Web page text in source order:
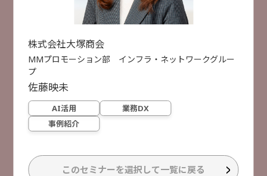
株式会社大塚商会
石田 真也
AI活用 業務DX データ活用
られなかったのか？
一般社団法人日本ハッカー協会
杉浦 隆幸 氏
株式会社大塚商会
MMプロモーション部 インフラ・ネットワークグルー
プ
佐藤映未
AI活用
業務DX
事例紹介
このセミナーを選択して一覧に戻る